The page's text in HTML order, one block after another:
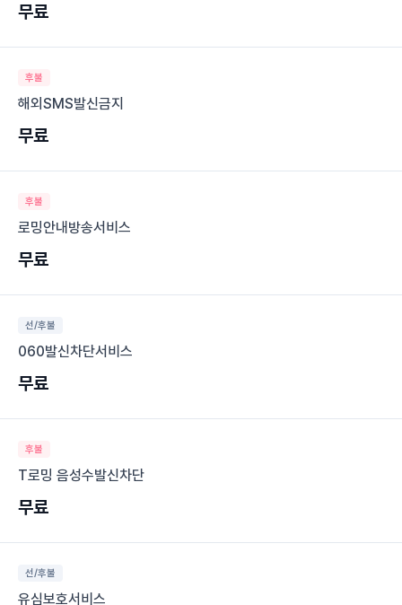
무료
후불
해외SMS발신금지
무료
후불
로밍안내방송서비스
무료
선/후불
060발신차단서비스
무료
후불
T로밍 음성수발신차단
무료
선/후불
유심보호서비스